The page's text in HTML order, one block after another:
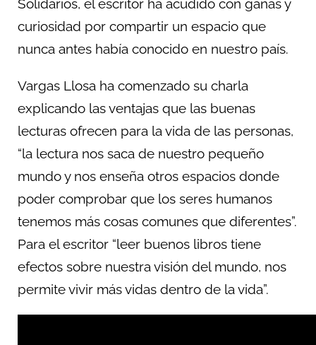
Solidarios, el escritor ha acudido con ganas y
curiosidad por compartir un espacio que
nunca antes había conocido en nuestro país.
Vargas Llosa ha comenzado su charla
explicando las ventajas que las buenas
lecturas ofrecen para la vida de las personas,
“la lectura nos saca de nuestro pequeño
mundo y nos enseña otros espacios donde
poder comprobar que los seres humanos
tenemos más cosas comunes que diferentes”.
Para el escritor “leer buenos libros tiene
efectos sobre nuestra visión del mundo, nos
permite vivir más vidas dentro de la vida”.